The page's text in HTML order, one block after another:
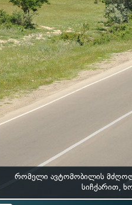
რომელი ავტომობილის
სიჩქარით,